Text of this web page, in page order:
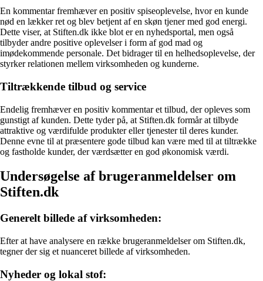
En kommentar fremhæver en positiv spiseoplevelse, hvor en kunde
nød en lækker ret og blev betjent af en skøn tjener med god energi.
Dette viser, at Stiften.dk ikke blot er en nyhedsportal, men også
tilbyder andre positive oplevelser i form af god mad og
imødekommende personale. Det bidrager til en helhedsoplevelse, der
styrker relationen mellem virksomheden og kunderne.
Tiltrækkende tilbud og service
Endelig fremhæver en positiv kommentar et tilbud, der opleves som
gunstigt af kunden. Dette tyder på, at Stiften.dk formår at tilbyde
attraktive og værdifulde produkter eller tjenester til deres kunder.
Denne evne til at præsentere gode tilbud kan være med til at tiltrække
og fastholde kunder, der værdsætter en god økonomisk værdi.
Undersøgelse af brugeranmeldelser om
Stiften.dk
Generelt billede af virksomheden:
Efter at have analysere en række brugeranmeldelser om Stiften.dk,
tegner der sig et nuanceret billede af virksomheden.
Nyheder og lokal stof: